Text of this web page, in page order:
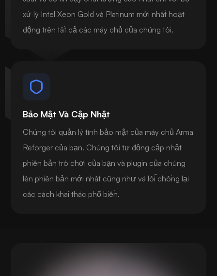
xử lý Intel Xeon Gold và Platinum mới nhất hoạt
động trên tất cả các máy chủ của chúng tôi.
Bảo Mật Và Cập Nhật
Chúng tôi quản lý tính bảo mật của máy chủ Arma
Reforger của bạn. Chúng tôi tự động cập nhật
phiên bản trò chơi của bạn và plugin của chúng
lên phiên bản mới nhất cũng như vá lỗi chống lại
các cách khai thác phổ biến.